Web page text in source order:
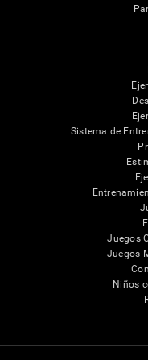
Sistema de
Juegos
Juegos
Niños